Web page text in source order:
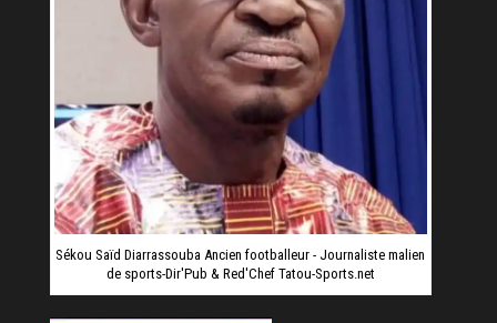
Sékou Saïd Diarrassouba Ancien footballeur - Journaliste malien
de sports-Dir'Pub & Red'Chef Tatou-Sports.net